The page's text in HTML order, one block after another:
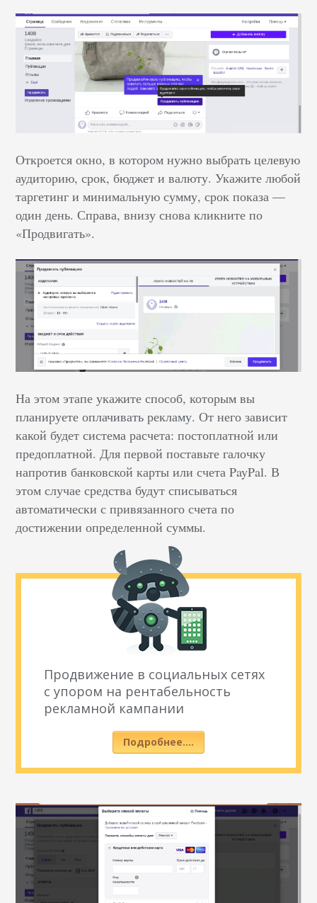
Откроется окно, в котором нужно выбрать целевую
аудиторию, срок, бюджет и валюту. Укажите любой
таргетинг и минимальную сумму, срок показа ––
один день. Справа, внизу снова кликните по
«Продвигать».
На этом этапе укажите способ, которым вы
планируете оплачивать рекламу. От него зависит
какой будет система расчета: постоплатной или
предоплатной. Для первой поставьте галочку
напротив банковской карты или счета PayPal. В
этом случае средства будут списываться
автоматически с привязанного счета по
достижении определенной суммы.
Продвижение в социальных сетях
с упором на рентабельность
рекламной кампании
Подробнее….